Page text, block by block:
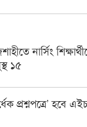
নার্সিং
১৫
প্রশ্নপত্রে’ হবে